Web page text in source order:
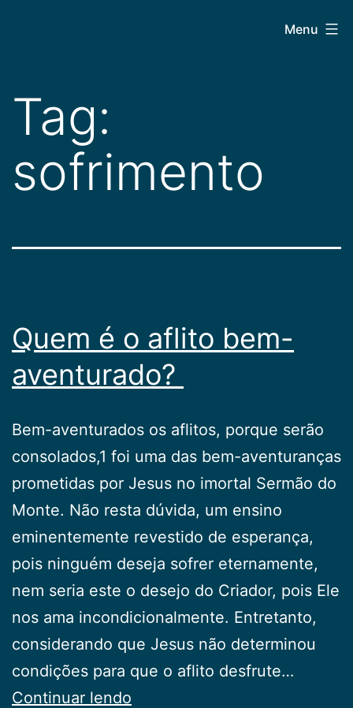
conteúdo
Menu
Tag:
sofrimento
Quem é o aflito bem-
aventurado?
Bem-aventurados os aflitos, porque serão
consolados,1 foi uma das bem-aventuranças
prometidas por Jesus no imortal Sermão do
Monte. Não resta dúvida, um ensino
eminentemente revestido de esperança,
pois ninguém deseja sofrer eternamente,
nem seria este o desejo do Criador, pois Ele
nos ama incondicionalmente. Entretanto,
considerando que Jesus não determinou
condições para que o aflito desfrute…
Continuar lendo